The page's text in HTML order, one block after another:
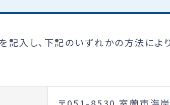
入し、下記のいずれかの方法によ